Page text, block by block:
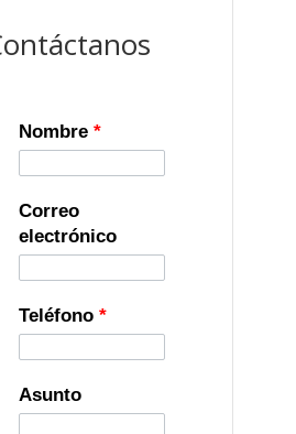
Nombre*
Correo
electrónico
Teléfono*
Asunto